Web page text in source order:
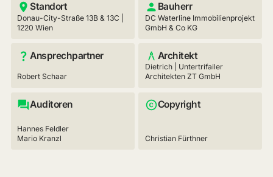
Standort
Donau-City-Straße 13B & 13C |
1220 Wien
Bauherr
DC Waterline Immobilienprojekt
GmbH & Co KG
Ansprechpartner
Robert Schaar
Architekt
Dietrich | Untertrifailer
Architekten ZT GmbH
Auditoren
Hannes Feldler
Mario Kranzl
Copyright
Christian Fürthner